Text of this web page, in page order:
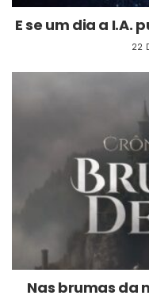
E se um dia a I.A.
22
Nas brumas da